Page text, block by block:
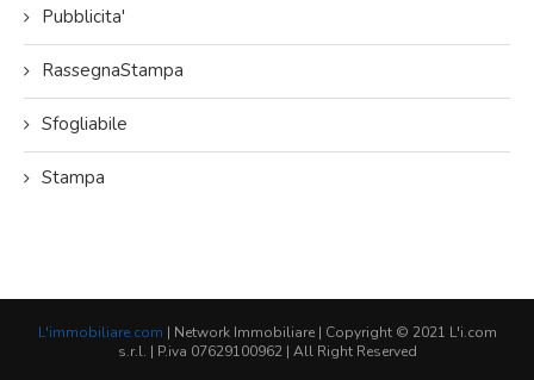
Pubblicita'
RassegnaStampa
Sfogliabile
Stampa
L'immobiliare.com | Network Immobiliare | Copyright © 2021 L'i.com
s.r.l. | P.iva 07629100962 | All Right Reserved